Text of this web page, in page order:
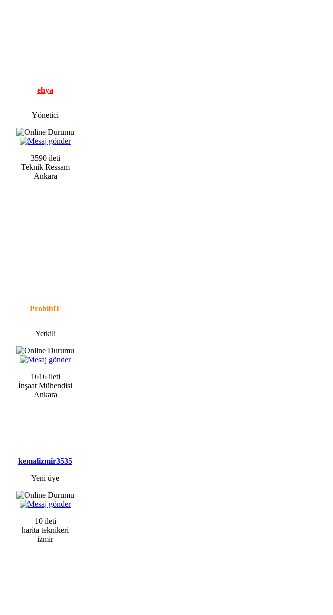
ehya
Yönetici
3590 ileti
Teknik Ressam
Ankara
ProhibiT
Yetkili
1616 ileti
İnşaat Mühendisi
Ankara
kemalizmir3535
Yeni üye
10 ileti
harita teknikeri
izmir